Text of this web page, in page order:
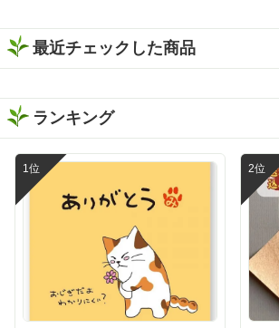
最近チェックした商品
ランキング